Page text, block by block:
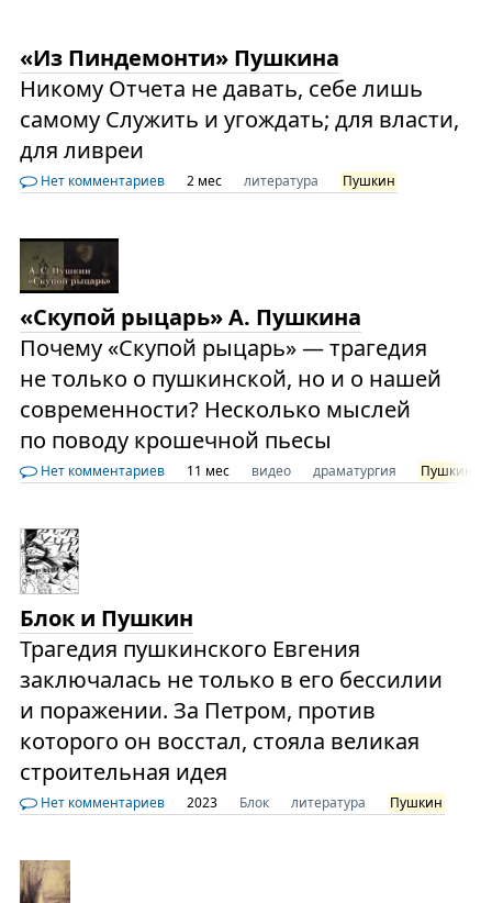
«Из Пиндемонти» Пушкина
Никому Отчета не давать, себе лишь
самому Служить и угождать; для власти,
для ливреи
Нет комментариев 2 мес литература Пушкин
«Скупой рыцарь» А. Пушкина
Почему «Скупой рыцарь» — трагедия
не только о пушкинской, но и о нашей
современности? Несколько мыслей
по поводу крошечной пьесы
Нет комментариев 11 мес видео драматургия Пушкин
Блок и Пушкин
Трагедия пушкинского Евгения
заключалась не только в его бессилии
и поражении. За Петром, против
которого он восстал, стояла великая
строительная идея
Нет комментариев 2023 Блок литература Пушкин